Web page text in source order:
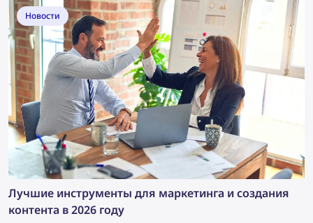
эффективными.
Новости
Лучшие инструменты для маркетинга и создания
контента в 2026 году